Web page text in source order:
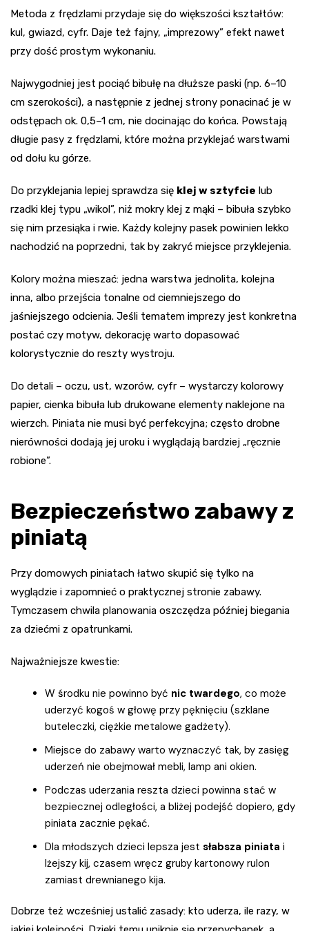
Metoda z frędzlami przydaje się do większości kształtów:
kul, gwiazd, cyfr. Daje też fajny, „imprezowy” efekt nawet
przy dość prostym wykonaniu.
Najwygodniej jest pociąć bibułę na dłuższe paski (np. 6–10
cm szerokości), a następnie z jednej strony ponacinać je w
odstępach ok. 0,5–1 cm, nie docinając do końca. Powstają
długie pasy z frędzlami, które można przyklejać warstwami
od dołu ku górze.
Do przyklejania lepiej sprawdza się klej w sztyfcie lub
rzadki klej typu „wikol”, niż mokry klej z mąki – bibuła szybko
się nim przesiąka i rwie. Każdy kolejny pasek powinien lekko
nachodzić na poprzedni, tak by zakryć miejsce przyklejenia.
Kolory można mieszać: jedna warstwa jednolita, kolejna
inna, albo przejścia tonalne od ciemniejszego do
jaśniejszego odcienia. Jeśli tematem imprezy jest konkretna
postać czy motyw, dekorację warto dopasować
kolorystycznie do reszty wystroju.
Do detali – oczu, ust, wzorów, cyfr – wystarczy kolorowy
papier, cienka bibuła lub drukowane elementy naklejone na
wierzch. Piniata nie musi być perfekcyjna; często drobne
nierówności dodają jej uroku i wyglądają bardziej „ręcznie
robione”.
Bezpieczeństwo zabawy z
piniatą
Przy domowych piniatach łatwo skupić się tylko na
wyglądzie i zapomnieć o praktycznej stronie zabawy.
Tymczasem chwila planowania oszczędza później biegania
za dziećmi z opatrunkami.
Najważniejsze kwestie:
W środku nie powinno być nic twardego, co może
uderzyć kogoś w głowę przy pęknięciu (szklane
buteleczki, ciężkie metalowe gadżety).
Miejsce do zabawy warto wyznaczyć tak, by zasięg
uderzeń nie obejmował mebli, lamp ani okien.
Podczas uderzania reszta dzieci powinna stać w
bezpiecznej odległości, a bliżej podejść dopiero, gdy
piniata zacznie pękać.
Dla młodszych dzieci lepsza jest słabsza piniata i
lżejszy kij, czasem wręcz gruby kartonowy rulon
zamiast drewnianego kija.
Dobrze też wcześniej ustalić zasady: kto uderza, ile razy, w